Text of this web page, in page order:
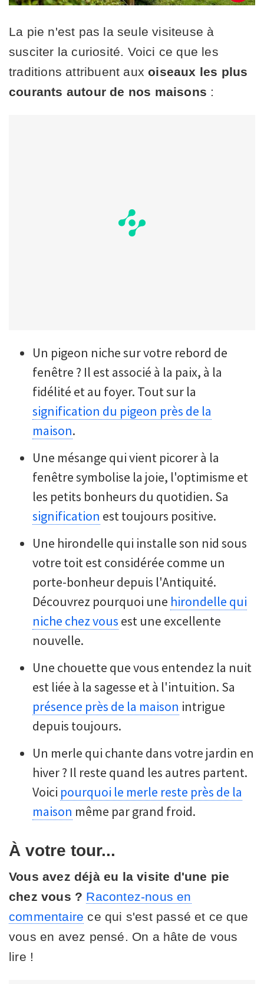
La pie n'est pas la seule visiteuse à
susciter la curiosité. Voici ce que les
traditions attribuent auxoiseaux les plus
courants autour de nos maisons :
Un pigeon niche sur votre rebord de
fenêtre ? Il est associé à la paix, à la
fidélité et au foyer. Tout sur la
signification du pigeon près de la
maison.
Une mésange qui vient picorer à la
fenêtre symbolise la joie, l'optimisme et
les petits bonheurs du quotidien. Sa
signification est toujours positive.
Une hirondelle qui installe son nid sous
votre toit est considérée comme un
porte-bonheur depuis l'Antiquité.
Découvrez pourquoi une hirondelle qui
niche chez vous est une excellente
nouvelle.
Une chouette que vous entendez la nuit
est liée à la sagesse et à l'intuition. Sa
présence près de la maison intrigue
depuis toujours.
Un merle qui chante dans votre jardin en
hiver ? Il reste quand les autres partent.
Voici pourquoi le merle reste près de la
maison même par grand froid.
À votre tour...
Vous avez déjà eu la visite d'une pie
chez vous ? Racontez-nous en
commentaire ce qui s'est passé et ce que
vous en avez pensé. On a hâte de vous
lire !